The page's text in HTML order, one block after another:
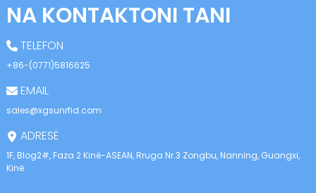
NA KONTAKTONI TANI
TELEFON
+86-(0771)5816625
EMAIL
sales@xgsunrfid.com
ADRESË
1F, Blog2#, Faza 2 Kinë-ASEAN, Rruga Nr.3 Zongbu, Nanning, Guangxi,
Kinë